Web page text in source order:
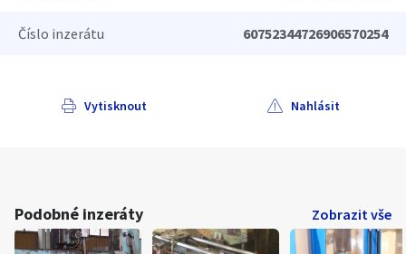
Číslo inzerátu 60752344726906570254
Vytisknout Nahlásit
Podobné inzeráty Zobrazit vše